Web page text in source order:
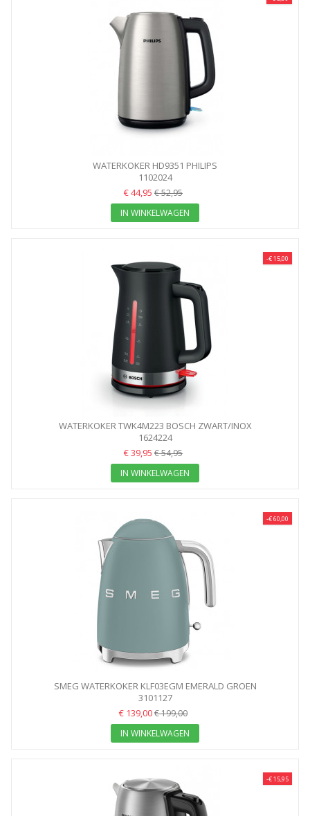
WATERKOKER HD9351 PHILIPS
1102024
€ 44,95 € 52,95
IN WINKELWAGEN
-€ 15,00
WATERKOKER TWK4M223 BOSCH ZWART/INOX
1624224
€ 39,95 € 54,95
IN WINKELWAGEN
-€ 60,00
SMEG WATERKOKER KLF03EGM EMERALD GROEN
3101127
€ 139,00€ 199,00
IN WINKELWAGEN
-€ 15,95